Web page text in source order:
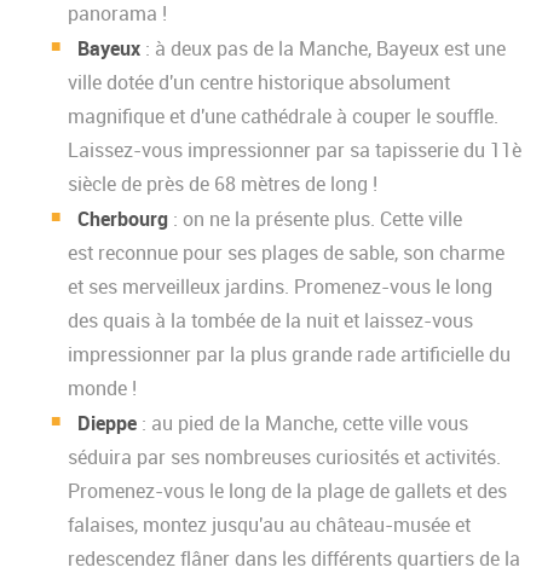
panorama !
Bayeux : à deux pas de la Manche, Bayeux est une
ville dotée d'un centre historique absolument
magnifique et d'une cathédrale à couper le souffle.
Laissez-vous impressionner par sa tapisserie du 11è
siècle de près de 68 mètres de long !
Cherbourg : on ne la présente plus. Cette ville
est reconnue pour ses plages de sable, son charme
et ses merveilleux jardins. Promenez-vous le long
des quais à la tombée de la nuit et laissez-vous
impressionner par la plus grande rade artificielle du
monde !
Dieppe : au pied de la Manche, cette ville vous
séduira par ses nombreuses curiosités et activités.
Promenez-vous le long de la plage de gallets et des
falaises, montez jusqu'au au château-musée et
redescendez flâner dans les différents quartiers de la